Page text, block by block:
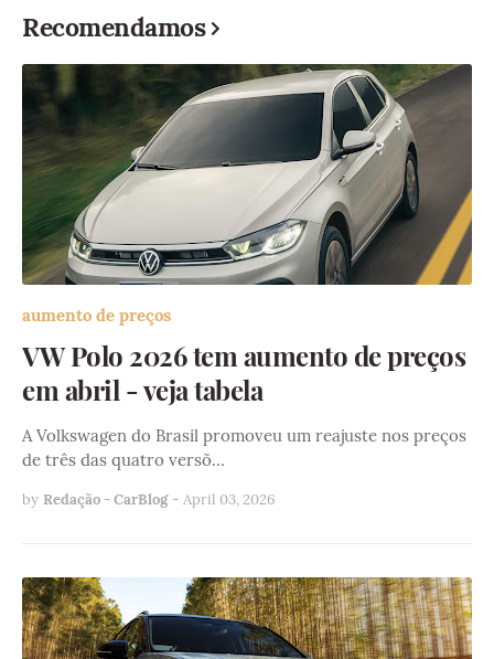
Recomendamos
aumento de preços
VW Polo 2026 tem aumento de preços
em abril - veja tabela
A Volkswagen do Brasil promoveu um reajuste nos preços
de três das quatro versõ…
by Redação - CarBlog - April 03, 2026